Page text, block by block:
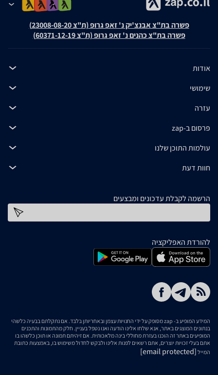
פשרה בת"צ אבנצ'יק נ' זאפ גרופ (ת"צ 23008-08-20)
פשרה בת"צ כהנים נ' זאפ גרופ (ת"צ 60371-12-19)
אודות
שימושי
עזרה
פרסום ב-zap
עולמות התוכן שלנו
חוות דעת
הרשמה לקבלת עדכונים ומבצעים
להורדת האפליקציה
המידע המופיע ב- zap מסופק על ידי החנויות עצמן ובאחריותן בלבד. אם נתקלתם בבעיה כלשהי
בנתונים המוצגים באתר, אנא שלחו אלינו הודעה ואנו נטפל בעניין. חלק מהתמונות והתכנים
המופיעים באתר זה הוכנו בעזרת מחוללי בינה מלאכותית. אם זיהיתם תמונה או תוכן כלשהו בו
אתם בעלי זכויות יוצרים, אתם רשאים לפנות אלינו ולבקש לחדול משימוש בו, באמצעות כתובת
המייל [email protected]